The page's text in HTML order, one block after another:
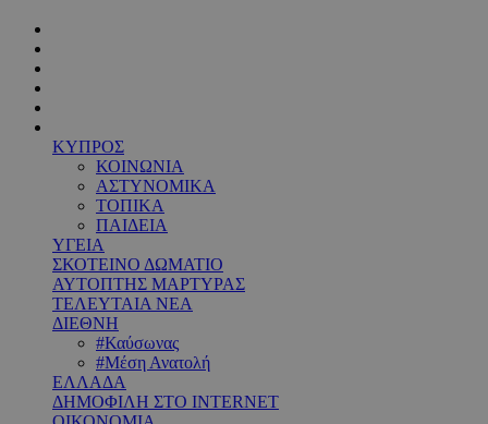
ΚΥΠΡΟΣ
ΚΟΙΝΩΝΙΑ
ΑΣΤΥΝΟΜΙΚΑ
ΤΟΠΙΚΑ
ΠΑΙΔΕΙΑ
ΥΓΕΙΑ
ΣΚΟΤΕΙΝΟ ΔΩΜΑΤΙΟ
ΑΥΤΟΠΤΗΣ ΜΑΡΤΥΡΑΣ
ΤΕΛΕΥΤΑΙΑ ΝΕΑ
ΔΙΕΘΝΗ
#Καύσωνας
#Μέση Ανατολή
ΕΛΛΑΔΑ
ΔΗΜΟΦΙΛΗ ΣΤΟ INTERNET